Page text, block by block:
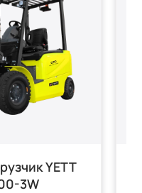
YETT
3W